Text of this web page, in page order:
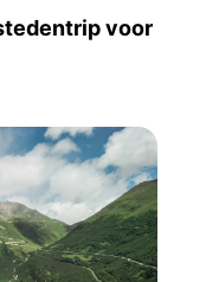
voor